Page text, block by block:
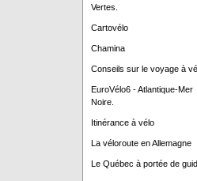
Vertes.
Cartovélo
Chamina
Conseils sur le voyage à
EuroVélo6 - Atlantique-Mer
Noire.
Itinérance à vélo
La véloroute en Allemagne
Le Québec à portée de